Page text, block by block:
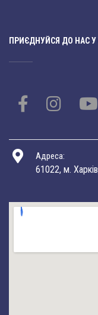
ПРИЄДНУЙСЯ ДО НАС
Адреса:
61022, м.